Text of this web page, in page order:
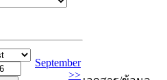
September
>>